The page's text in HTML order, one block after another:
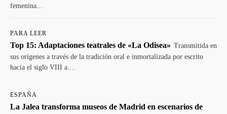
femenina...
PARA LEER
Top 15: Adaptaciones teatrales de «La Odisea» Transmitida en
sus orígenes a través de la tradición oral e inmortalizada por escrito
hacia el siglo VIII a....
ESPAÑA
La Jalea transforma museos de Madrid en escenarios de